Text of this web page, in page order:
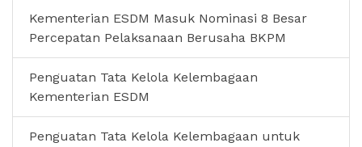
Kementerian ESDM Masuk Nominasi 8 Besar
Percepatan Pelaksanaan Berusaha BKPM
Penguatan Tata Kelola Kelembagaan
Kementerian ESDM
Penguatan Tata Kelola Kelembagaan untuk